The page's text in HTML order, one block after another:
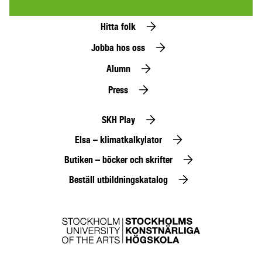
Hitta folk
Jobba hos oss
Alumn
Press
SKH Play
Elsa – klimatkalkylator
Butiken – böcker och skrifter
Beställ utbildningskatalog